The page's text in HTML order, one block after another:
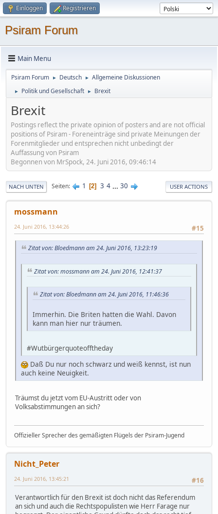
Einloggen Registrieren
Psiram Forum
Main Menu
Psiram Forum ► Deutsch ► Allgemeine Diskussionen
► Politik und Gesellschaft ► Brexit
Brexit
Postings reflect the private opinion of posters and are not official
positions of Psiram - Foreneinträge sind private Meinungen der
Forenmitglieder und entsprechen nicht unbedingt der
Auffassung von Psiram
Begonnen von MrSpock, 24. Juni 2016, 09:46:14
NACH UNTEN Seiten 1 2 3 4 ... 30 USER ACTIONS
mossmann
#15
24. Juni 2016, 13:44:26
Zitat von: Bloedmann am 24. Juni 2016, 13:23:19
Zitat von: mossmann am 24. Juni 2016, 12:41:37
Zitat von: Bloedmann am 24. Juni 2016, 11:46:36
Immerhin. Die Briten hatten die Wahl. Davon
kann man hier nur träumen.
#Wutbürgerquoteofftheday
Daß Du nur noch schwarz und weiß kennst, ist nun
auch keine Neuigkeit.
Träumst du jetzt vom EU-Austritt oder von
Volksabstimmungen an sich?
Offizieller Sprecher des gemäßigten Flügels der Psiram-Jugend
Nicht_Peter
#16
24. Juni 2016, 13:45:21
Verantwortlich für den Brexit ist doch nicht das Referendum
an sich und auch die Rechtspopulisten wie Herr Farage nur